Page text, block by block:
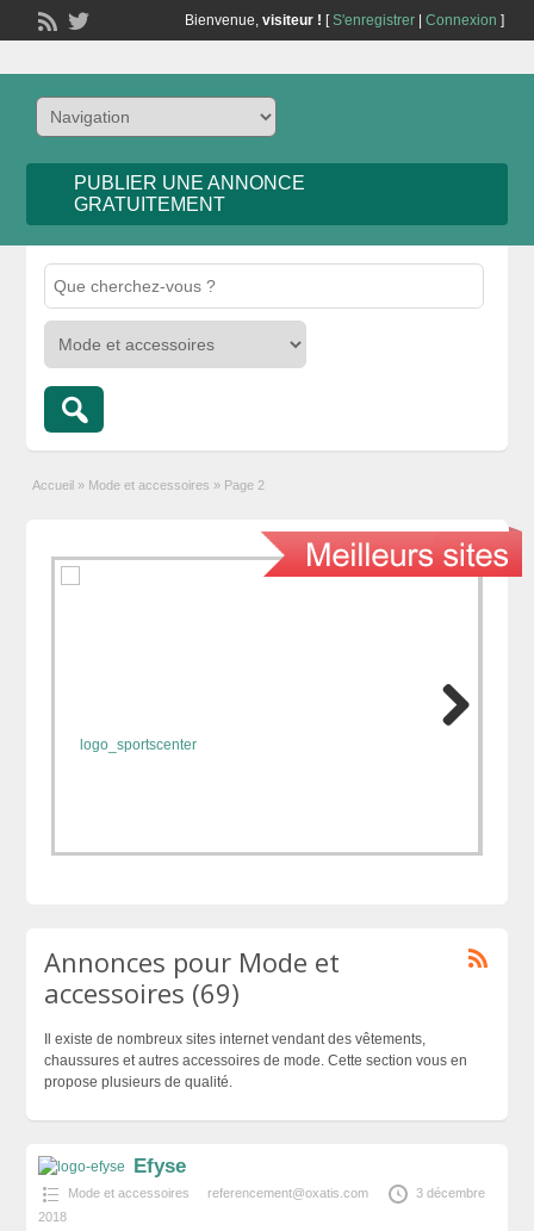
Bienvenue, visiteur ! [S'enregistrer| Connexion ]
PUBLIER UNE ANNONCE
GRATUITEMENT
Accueil » Mode et accessoires » Page 2
Annonces pour Mode et
accessoires (69)
Il existe de nombreux sites internet vendant des vêtements,
chaussures et autres accessoires de mode. Cette section vous en
propose plusieurs de qualité.
Efyse
Mode et accessoires referencement@oxatis.com
3 décembre
2018